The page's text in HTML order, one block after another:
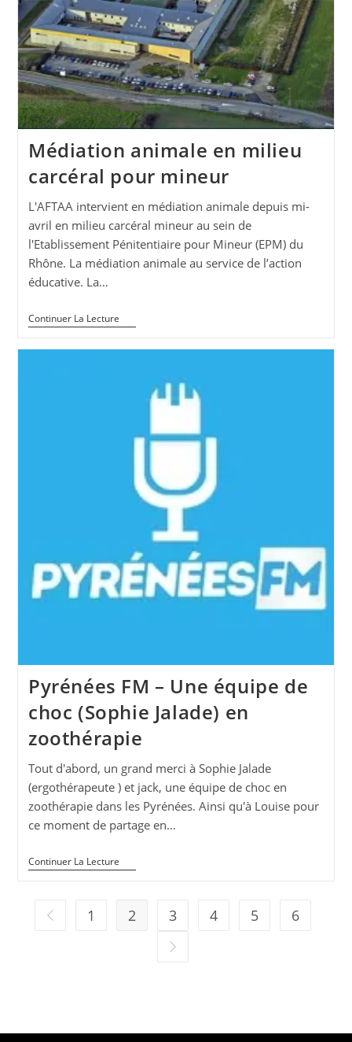
Médiation animale en milieu
carcéral pour mineur
L'AFTAA intervient en médiation animale depuis mi-
avril en milieu carcéral mineur au sein de
l'Etablissement Pénitentiaire pour Mineur (EPM) du
Rhône. La médiation animale au service de l’action
éducative. La…
Continuer La LectureMédiation
Animale
Mineur
Pyrénées FM – Une équipe de
choc (Sophie Jalade) en
zoothérapie
Tout d'abord, un grand merci à Sophie Jalade
(ergothérapeute ) et jack, une équipe de choc en
zoothérapie dans les Pyrénées. Ainsi qu'à Louise pour
ce moment de partage en…
Continuer La LecturePyrénées
FM
Équipe
De
Go to the previous page
1 2 3 4 5 6
Aller à la page suivante